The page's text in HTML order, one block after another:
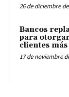
26 de diciembre
Bancos
para
clientes
17 de noviembre